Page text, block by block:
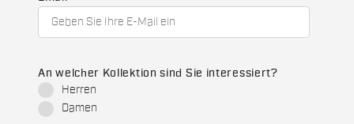
An welcher Kollektion sind Sie interessiert?
Herren
Damen